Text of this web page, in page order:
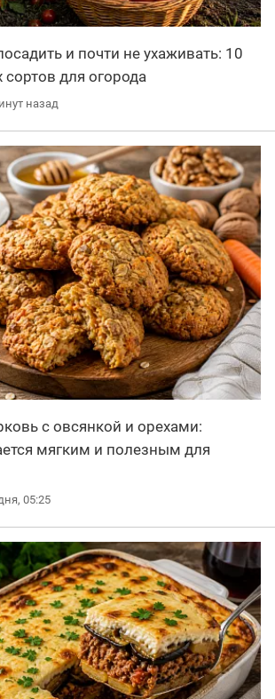
и почти не ухаживать: 10
для огорода
назад
с овсянкой и орехами:
мягким и полезным для
05:25